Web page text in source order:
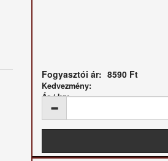
Fogyasztói ár: 8590 Ft
Kedvezmény:
Ár / kg: